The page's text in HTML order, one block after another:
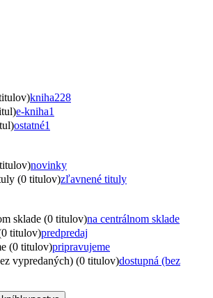
kniha228
e-kniha1
ostatné1
novinky
(0 titulov)zľavnené tituly
sklade (0 titulov)na centrálnom sklade
titulov)predpredaj
(0 titulov)pripravujeme
vypredaných) (0 titulov)dostupná (bez